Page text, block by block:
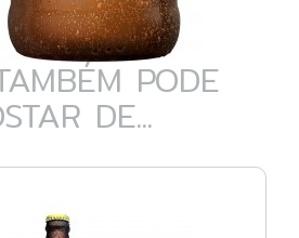
PODE
DE...